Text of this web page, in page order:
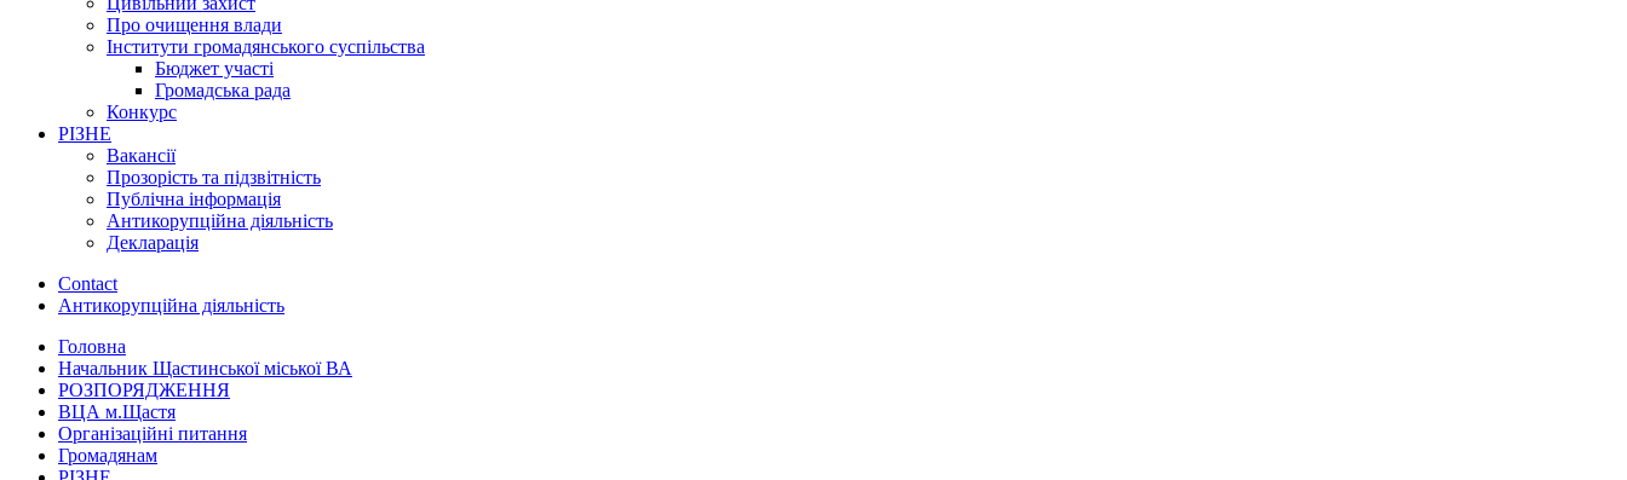
Про очищення влади
Інститути громадянського суспільства
Бюджет участі
Громадська рада
Конкурс
РІЗНЕ
Вакансії
Прозорість та підзвітність
Публічна інформація
Антикорупційна діяльність
Декларація
Contact
Антикорупційна діяльність
Головна
Начальник Щастинської міської ВА
РОЗПОРЯДЖЕННЯ
ВЦА м.Щастя
Організаційні питання
Громадянам